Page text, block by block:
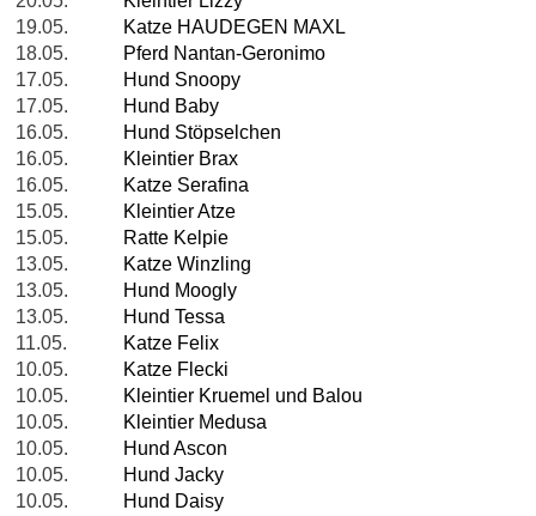
19.05.
Katze HAUDEGEN MAXL
18.05.
Pferd Nantan-Geronimo
17.05.
Hund Snoopy
17.05.
Hund Baby
16.05.
Hund Stöpselchen
16.05.
Kleintier Brax
16.05.
Katze Serafina
15.05.
Kleintier Atze
15.05.
Ratte Kelpie
13.05.
Katze Winzling
13.05.
Hund Moogly
13.05.
Hund Tessa
11.05.
Katze Felix
10.05.
Katze Flecki
10.05.
Kleintier Kruemel und Balou
10.05.
Kleintier Medusa
10.05.
Hund Ascon
10.05.
Hund Jacky
10.05.
Hund Daisy